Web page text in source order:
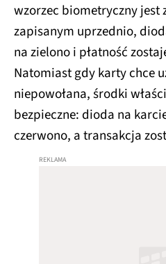
wzorzec biometryczny jest
zapisanym uprzednio,
na zielono i płatność
Natomiast gdy karty chce
niepowołana, środki
bezpieczne: dioda na
czerwono, a transakcja